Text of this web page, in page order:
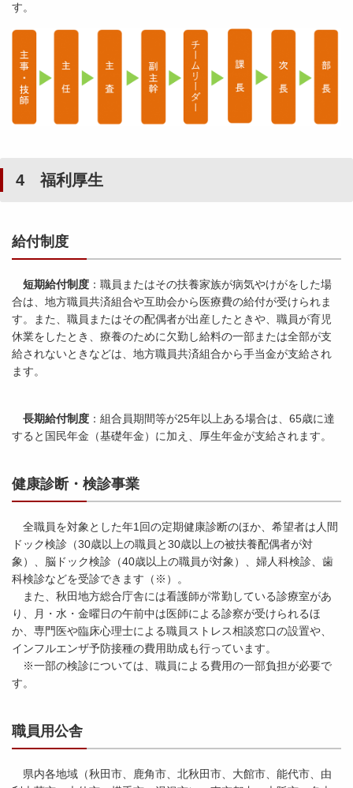
す。
4 福利厚生
給付制度
短期給付制度 ：職員またはその扶養家族が病気やけがをした場
合は、地方職員共済組合や互助会から医療費の給付が受けられま
す。また、職員またはその配偶者が出産したときや、職員が育児
休業をしたとき、療養のために欠勤し給料の一部または全部が支
給されないときなどは、地方職員共済組合から手当金が支給され
ます。
長期給付制度 ：組合員期間等が25年以上ある場合は、65歳に達
すると国民年金（基礎年金）に加え、厚生年金が支給されます。
健康診断・検診事業
全職員を対象とした年1回の定期健康診断のほか、希望者は人間
ドック検診（30歳以上の職員と30歳以上の被扶養配偶者が対
象）、脳ドック検診（40歳以上の職員が対象）、婦人科検診、歯
科検診などを受診できます（※）。
また、秋田地方総合庁舎には看護師が常勤している診療室があ
り、月・水・金曜日の午前中は医師による診察が受けられるほ
か、専門医や臨床心理士による職員ストレス相談窓口の設置や、
インフルエンザ予防接種の費用助成も行っています。
※一部の検診については、職員による費用の一部負担が必要で
す。
職員用公舎
県内各地域（秋田市、鹿角市、北秋田市、大館市、能代市、由